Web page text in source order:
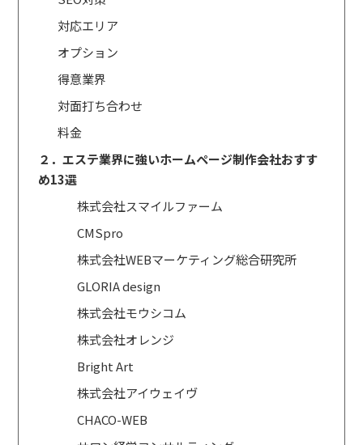
対応エリア
オプション
得意業界
対面打ち合わせ
料金
２．エステ業界に強いホームページ制作会社おすす
め13選
株式会社スマイルファーム
CMSpro
株式会社WEBマーケティング総合研究所
GLORIA design
株式会社モウシコム
株式会社オレンジ
Bright Art
株式会社アイウェイヴ
CHACO-WEB